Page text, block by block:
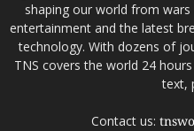
shaping our world from
entertainment and the latest
technology. With dozens of
TNS covers the world 24
text,
Contact us: